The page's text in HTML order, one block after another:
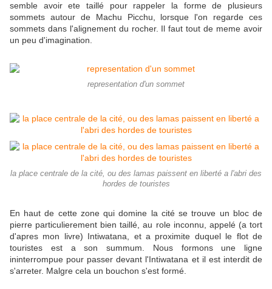
semble avoir ete taillé pour rappeler la forme de plusieurs
sommets autour de Machu Picchu, lorsque l'on regarde ces
sommets dans l'alignement du rocher. Il faut tout de meme avoir
un peu d'imagination.
representation d'un sommet
la place centrale de la cité, ou des lamas paissent en liberté a l'abri des
hordes de touristes
En haut de cette zone qui domine la cité se trouve un bloc de
pierre particulierement bien taillé, au role inconnu, appelé (a tort
d'apres mon livre) Intiwatana, et a proximite duquel le flot de
touristes est a son summum. Nous formons une ligne
ininterrompue pour passer devant l'Intiwatana et il est interdit de
s'arreter. Malgre cela un bouchon s'est formé.